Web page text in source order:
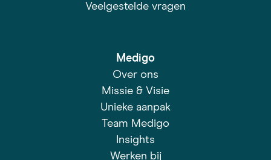
Veelgestelde vragen
Medigo
Over ons
Missie & Visie
Unieke aanpak
Team Medigo
Insights
Werken bij